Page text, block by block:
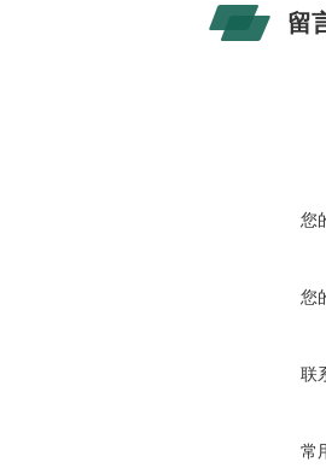
留
您
您
联
常